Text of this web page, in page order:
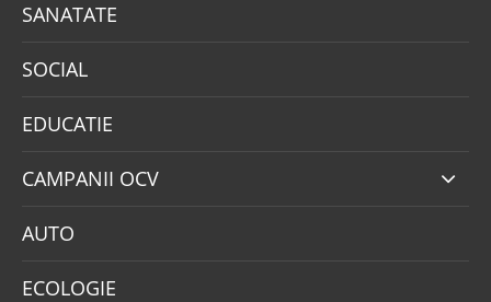
SANATATE
SOCIAL
EDUCATIE
CAMPANII OCV
AUTO
ECOLOGIE